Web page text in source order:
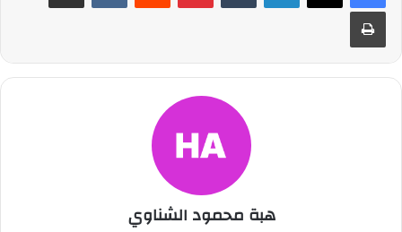
طباعة
هبة محمود الشناوي